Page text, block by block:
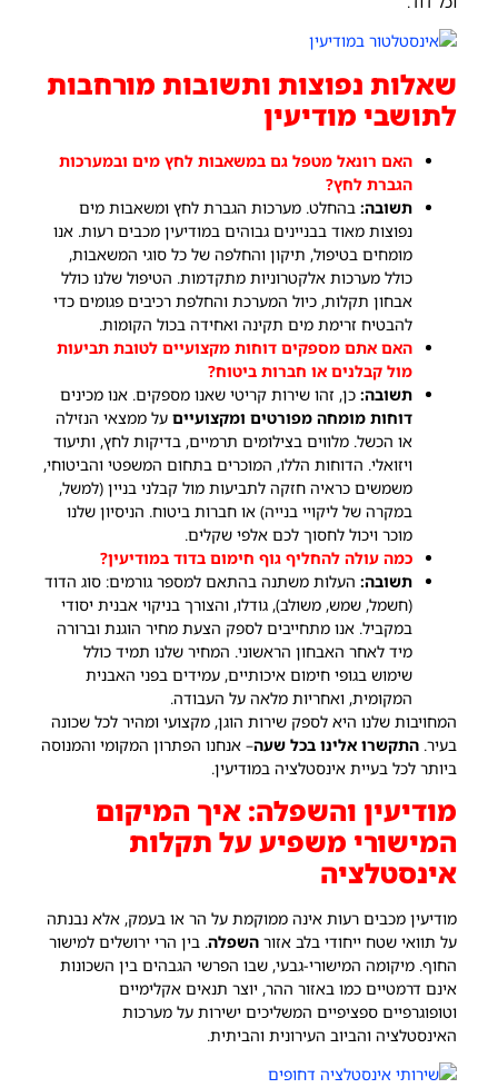
שאלות נפוצות ותשובות מורחבות
לתושבי מודיעין
האם רונאל מטפל גם במשאבות לחץ מים ובמערכות
הגברת לחץ?
תשובה:בהחלט. מערכות הגברת לחץ ומשאבות מים
נפוצות מאוד בבניינים גבוהים במודיעין מכבים רעות. אנו
מומחים בטיפול, תיקון והחלפה של כל סוגי המשאבות,
כולל מערכות אלקטרוניות מתקדמות. הטיפול שלנו כולל
אבחון תקלות, כיול המערכת והחלפת רכיבים פגומים כדי
להבטיח זרימת מים תקינה ואחידה בכול הקומות.
האם אתם מספקים דוחות מקצועיים לטובת תביעות
מול קבלנים או חברות ביטוח?
תשובה:כן, זהו שירות קריטי שאנו מספקים. אנו מכינים
דוחות מומחה מפורטים ומקצועייםעל ממצאי הנזילה
או הכשל. מלווים בצילומים תרמיים, בדיקות לחץ, ותיעוד
ויזואלי. הדוחות הללו, המוכרים בתחום המשפטי והביטוחי,
משמשים כראיה חזקה לתביעות מול קבלני בניין (למשל,
במקרה של ליקויי בנייה) או חברות ביטוח. הניסיון שלנו
מוכר ויכול לחסוך לכם אלפי שקלים.
כמה עולה להחליף גוף חימום בדוד במודיעין?
תשובה:העלות משתנה בהתאם למספר גורמים: סוג הדוד
(חשמל, שמש, משולב), גודלו, והצורך בניקוי אבנית יסודי
במקביל. אנו מתחייבים לספק הצעת מחיר הוגנת וברורה
מיד לאחר האבחון הראשוני. המחיר שלנו תמיד כולל
שימוש בגופי חימום איכותיים, עמידים בפני האבנית
המקומית, ואחריות מלאה על העבודה.
המחויבות שלנו היא לספק שירות הוגן, מקצועי ומהיר לכל שכונה
בעיר. התקשרו אלינו בכל שעה– אנחנו הפתרון המקומי והמנוסה
ביותר לכל בעיית אינסטלציה במודיעין.
מודיעין והשפלה: איך המיקום
המישורי משפיע על תקלות
אינסטלציה
מודיעין מכבים רעות אינה ממוקמת על הר או בעמק, אלא נבנתה
על תוואי שטח ייחודי בלב אזור השפלה. בין הרי ירושלים למישור
החוף. מיקומה המישורי-גבעי, שבו הפרשי הגבהים בין השכונות
אינם דרמטיים כמו באזור ההר, יוצר תנאים אקלימיים
וטופוגרפיים ספציפיים המשליכים ישירות על מערכות
האינסטלציה והביוב העירונית והביתית.